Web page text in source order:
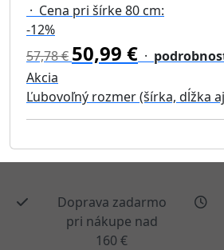
· Cena pri šírke 80 cm:
-12%
57,78 € 50,99 € ·
Akcia
Ľubovoľný rozmer (šírka, dĺžka
Doprava zadarmo
pri nákupe nad
160 €